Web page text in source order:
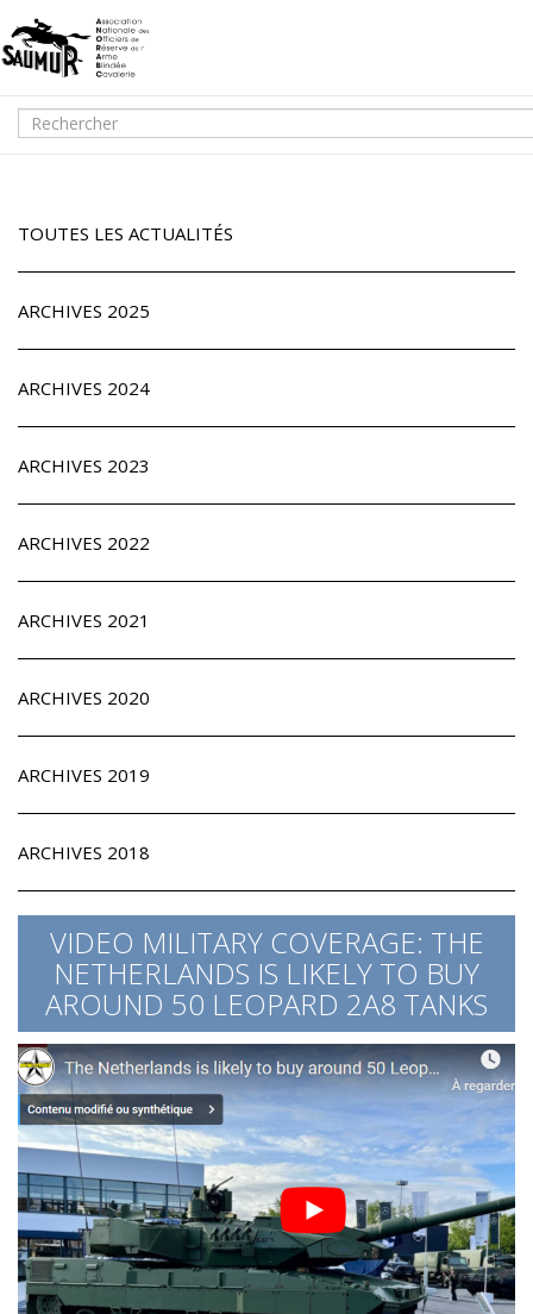
TOUTES LES ACTUALITÉS
ARCHIVES 2025
ARCHIVES 2024
ARCHIVES 2023
ARCHIVES 2022
ARCHIVES 2021
ARCHIVES 2020
ARCHIVES 2019
ARCHIVES 2018
VIDEO MILITARY COVERAGE: THE
NETHERLANDS IS LIKELY TO BUY
AROUND 50 LEOPARD 2A8 TANKS